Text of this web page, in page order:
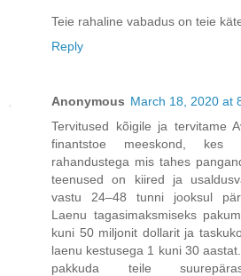
Teie rahaline vabadus on teie
Reply
Anonymous March 18, 2020 at
Tervitused kõigile ja tervitame
finantstoe meeskond, kes
rahandustega mis tahes
teenused on kiired ja
vastu 24–48 tunni jooksul
Laenu tagasimaksmiseks
kuni 50 miljonit dollarit ja
laenu kestusega 1 kuni 30
pakkuda teile